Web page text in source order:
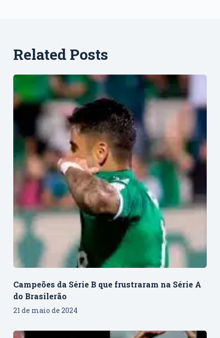
Related Posts
Campeões da Série B que frustraram na Série A
do Brasilerão
21 de maio de 2024